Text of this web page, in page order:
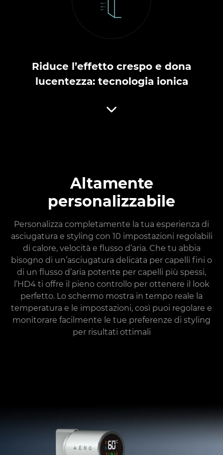
Riduce l’effetto crespo e dona
lucentezza: tecnologia ionica
Altamente
personalizzabile
Personalizza completamente la tua esperienza di
asciugatura e styling con 10 impostazioni regolabili
di calore, velocità e flusso d’aria. Che tu abbia
bisogno di un’asciugatura delicata per capelli fini o
di un flusso d’aria potente per capelli più spessi,
l’HD4 ti offre il pieno controllo per ottenere il look
perfetto. Lo schermo mostra in tempo reale la
temperatura e le impostazioni, così puoi regolare e
monitorare facilmente le tue preferenze di styling
per risultati ottimali